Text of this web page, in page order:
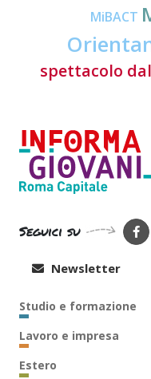
MiBACT
spettacolo
Seguici su
Newsletter
Studio e formazione
Lavoro e impresa
Estero